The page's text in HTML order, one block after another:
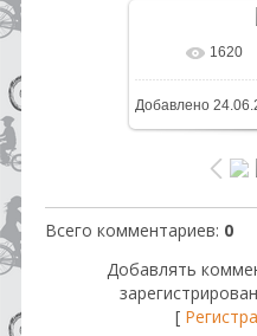
В
/
1620
Добавлено
Всего комментариев: 0
Добавлять
[